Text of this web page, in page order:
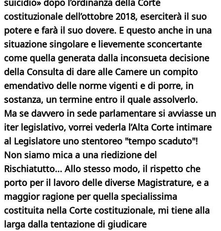
suicidio» dopo l’ordinanza della Corte
costituzionale dell’ottobre 2018, eserciterà il suo
potere e farà il suo dovere. E questo anche in una
situazione singolare e lievemente sconcertante
come quella generata dalla inconsueta decisione
della Consulta di dare alle Camere un compito
emendativo delle norme vigenti e di porre, in
sostanza, un termine entro il quale assolverlo.
Ma se davvero in sede parlamentare si avviasse un
iter legislativo, vorrei vederla l’Alta Corte intimare
al Legislatore uno stentoreo "tempo scaduto"!
Non siamo mica a una riedizione del
Rischiatutto... Allo stesso modo, il rispetto che
porto per il lavoro delle diverse Magistrature, e a
maggior ragione per quella specialissima
costituita nella Corte costituzionale, mi tiene alla
larga dalla tentazione di giudicare